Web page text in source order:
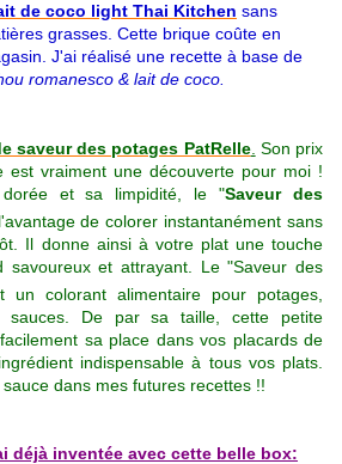
de coco light Thai Kitchen sans
grasses. Cette brique coûte en
J'ai réalisé une recette à base de
romanesco & lait de coco.
saveur des potages PatRelle. Son prix
vraiment une découverte pour moi !
et sa limpidité, le "Saveur des
de colorer instantanément sans
Il donne ainsi à votre plat une touche
savoureux et attrayant. Le "Saveur des
un colorant alimentaire pour potages,
sauces. De par sa taille, cette petite
sa place dans vos placards de
indispensable à tous vos plats.
dans mes futures recettes !!
déjà inventée avec cette belle box: